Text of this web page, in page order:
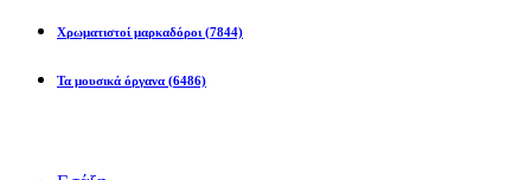
Χρωματιστοί μαρκαδόροι (7844)
Τα μουσικά όργανα (6486)